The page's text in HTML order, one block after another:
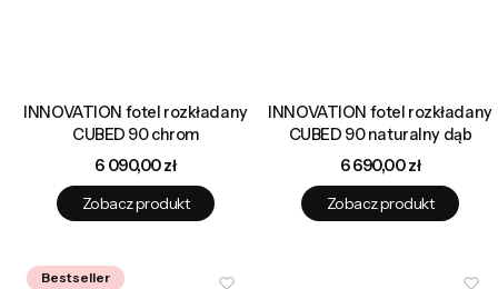
INNOVATION fotel rozkładany
CUBED 90 chrom
Cena
6 090,00 zł
Zobacz produkt
INNOVATION fotel rozkładany
CUBED 90 naturalny dąb
Cena
6 690,00 zł
Zobacz produkt
Bestseller